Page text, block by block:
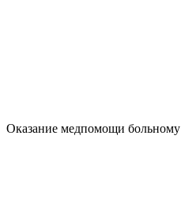
Оказание медпомощи больному